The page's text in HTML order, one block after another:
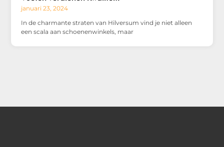
januari 23, 2024
In de charmante straten van Hilversum vind je niet alleen
een scala aan schoenenwinkels, maar